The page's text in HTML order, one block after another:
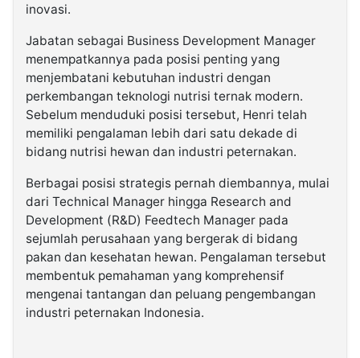
inovasi.
Jabatan sebagai Business Development Manager
menempatkannya pada posisi penting yang
menjembatani kebutuhan industri dengan
perkembangan teknologi nutrisi ternak modern.
Sebelum menduduki posisi tersebut, Henri telah
memiliki pengalaman lebih dari satu dekade di
bidang nutrisi hewan dan industri peternakan.
Berbagai posisi strategis pernah diembannya, mulai
dari Technical Manager hingga Research and
Development (R&D) Feedtech Manager pada
sejumlah perusahaan yang bergerak di bidang
pakan dan kesehatan hewan. Pengalaman tersebut
membentuk pemahaman yang komprehensif
mengenai tantangan dan peluang pengembangan
industri peternakan Indonesia.